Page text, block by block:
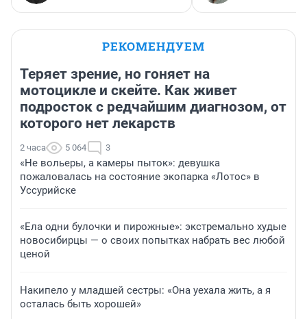
РЕКОМЕНДУЕМ
Теряет зрение, но гоняет на
мотоцикле и скейте. Как живет
подросток с редчайшим диагнозом, от
которого нет лекарств
2 часа 5 064 3
«Не вольеры, а камеры пыток»: девушка
пожаловалась на состояние экопарка «Лотос» в
Уссурийске
«Ела одни булочки и пирожные»: экстремально худые
новосибирцы — о своих попытках набрать вес любой
ценой
Накипело у младшей сестры: «Она уехала жить, а я
осталась быть хорошей»